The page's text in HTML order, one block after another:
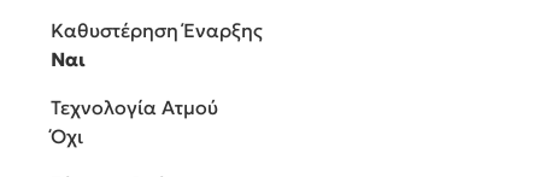
Καθυστέρηση Έναρξης
Ναι
Τεχνολογία Ατμού
Όχι